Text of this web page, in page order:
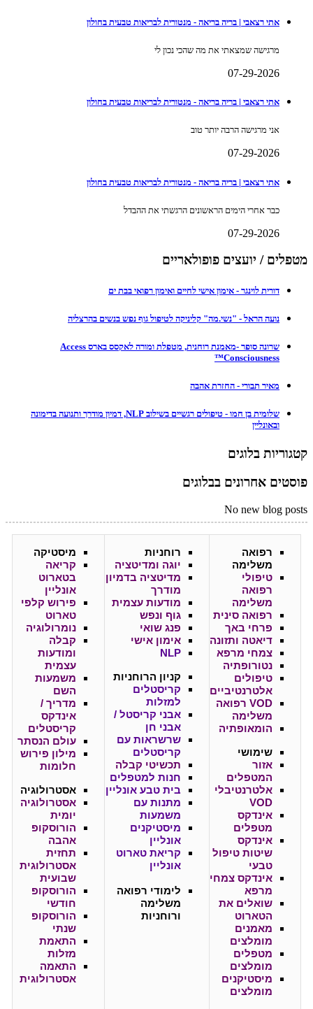
אתי רצאבי | בריה בריאה - מנטורית לבריאות טבעית בחולון
מרגישה שמצאתי את מה שהכי נכון לי
07-29-2026
אתי רצאבי | בריה בריאה - מנטורית לבריאות טבעית בחולון
אני מרגישה הרבה יותר טוב
07-29-2026
אתי רצאבי | בריה בריאה - מנטורית לבריאות טבעית בחולון
כבר אחרי הימים הראשונים הרגשתי את ההבדל
07-29-2026
מטפלים / יועצים פופולאריים
דורית לוינגר - אימון אישי לחיים ואימון רפואי בבת ים
נועה הראל - "נשי.מה" קליניקה לטיפול גוף נפש בנשים בהרצליה
שרונה סופר -מאמנת רוחנית, מטפלת ומורה לאקסס בארס Access
Consciousness™
מאיר תבורי - החזרת אהבה
שלומית בן חמו - טיפולים רגשיים בשילוב NLP, דמיון מודרך ותנועה בדימונה
ובאונליין
קטגוריות בלוגים
פוסטים אחרונים בבלוגים
No new blog posts
רפואה
משלימה
טיפולי
רפואה
משלימה
רפואה סינית
פרחי באך
דיאטה ותזונה
צמחי מרפא
נטורופתיה
טיפולים
אלטרנטיביים
VOD רפואה
משלימה
הומאופתיה
שימושי
אזור
המטפלים
אלטרנטיבלי
VOD
אינדקס
מטפלים
אינדקס
שיטות טיפול
טבעי
אינדקס צמחי
מרפא
שואלים את
הטארוט
מאמנים
מומלצים
מטפלים
מומלצים
מיסטיקנים
מומלצים
רוחניות
יוגה ומדיטציה
מדיטציה בדמיון
מודרך
מודעות עצמית
גוף ונפש
פנג שואי
אימון אישי
NLP
קניון הרוחניות
קריסטלים
למזלות
אבני קריסטל /
אבני חן
שרשראות עם
קריסטלים
תכשיטי קבלה
חנות למטפלים
בית טבע אונליין
מתנות עם
משמעות
מיסטיקנים
אונליין
קריאת טארוט
אונליין
לימודי רפואה
משלימה
ורוחניות
מיסטיקה
קריאה
בטארוט
אונליין
פירוש קלפי
טארוט
נומרולוגיה
קבלה
ומודעות
עצמית
משמעות
השם
מדריך /
אינדקס
קריסטלים
עולם הנסתר
מילון פירוש
חלומות
אסטרולוגיה
אסטרולוגיה
יומית
הורוסקופ
אהבה
תחזית
אסטרולוגית
שבועית
הורוסקופ
חודשי
הורוסקופ
שנתי
התאמת
מזלות
התאמה
אסטרולוגית